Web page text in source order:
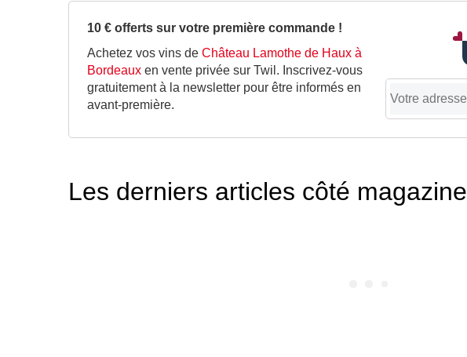
10 € offerts sur votre première commande !
Achetez vos vins de Château Lamothe de Haux à
Bordeaux en vente privée sur Twil. Inscrivez-vous
gratuitement à la newsletter pour être informés en
avant-première.
Les derniers articles côté magazine